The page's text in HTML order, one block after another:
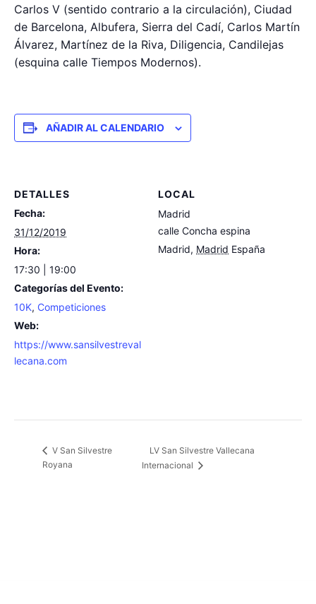
Carlos V (sentido contrario a la circulación), Ciudad
de Barcelona, Albufera, Sierra del Cadí, Carlos Martín
Álvarez, Martínez de la Riva, Diligencia, Candilejas
(esquina calle Tiempos Modernos).
AÑADIR AL CALENDARIO
DETALLES
Fecha:
31/12/2019
Hora:
17:30 | 19:00
Categorías del Evento:
10K, Competiciones
Web:
https://www.sansilvestreval
lecana.com
LOCAL
Madrid
calle Concha espina
Madrid, Madrid España
V San Silvestre
Royana
LV San Silvestre Vallecana
Internacional